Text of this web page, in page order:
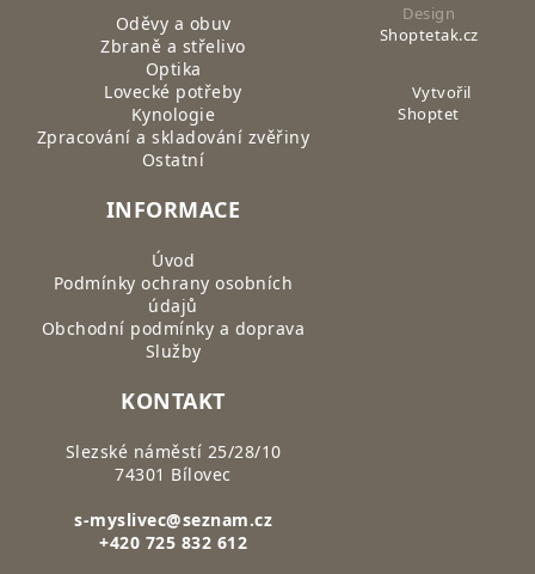
Oděvy a obuv
Zbraně a střelivo
Optika
Lovecké potřeby
Kynologie
Zpracování a skladování zvěřiny
Ostatní
INFORMACE
Úvod
Podmínky ochrany osobních
údajů
Obchodní podmínky a doprava
Služby
KONTAKT
Slezské náměstí 25/28/10
74301 Bílovec
s-myslivec@seznam.cz
+420 725 832 612
Design
Shoptetak.cz
Vytvořil
Shoptet